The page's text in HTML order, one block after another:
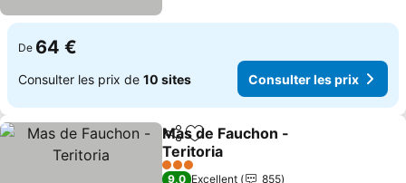
De 64 €
Consulter les prix de 10 sites Consulter les prix
PartagerAjouter à mes favoris
Mas de Fauchon -
Teritoria
Consulter les prix
3 Étoiles
9,0 Excellent
855